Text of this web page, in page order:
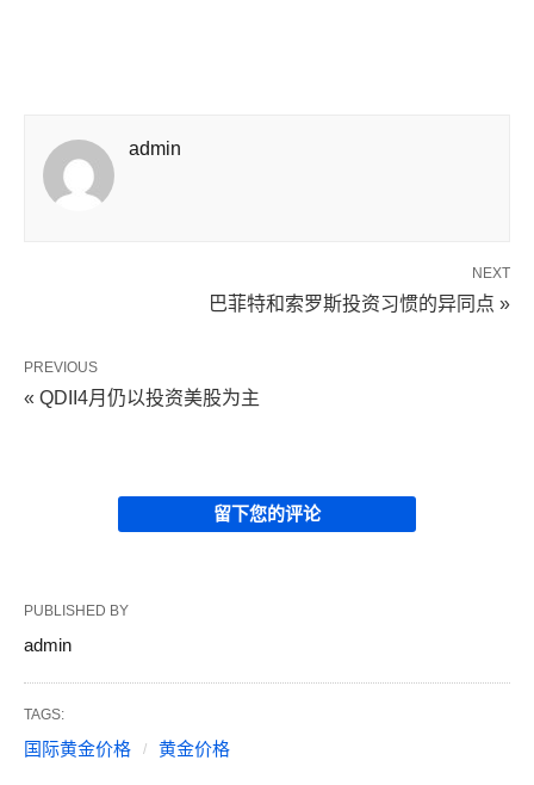
admin
NEXT
巴菲特和索罗斯投资习惯的异同点 »
PREVIOUS
« QDII4月仍以投资美股为主
留下您的评论
PUBLISHED BY
admin
TAGS:
国际黄金价格 黄金价格